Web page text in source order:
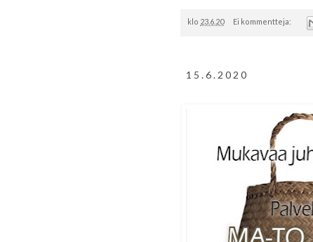
klo 23.6.20 Ei kommentteja:
15.6.2020